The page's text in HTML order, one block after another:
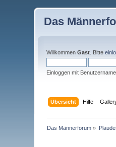
Das
WillkommenGast . Bitte
Einloggen mit
Übersicht Hilfe
Das Männerforum »